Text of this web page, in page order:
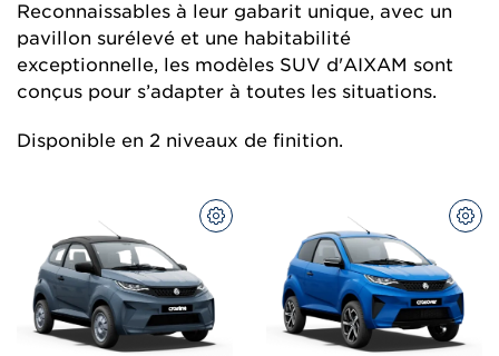
Reconnaissables à leur gabarit unique, avec un
pavillon surélevé et une habitabilité
exceptionnelle, les modèles SUV d'AIXAM sont
conçus pour s’adapter à toutes les situations.
Disponible en 2 niveaux de finition.
CONFIGUREZ